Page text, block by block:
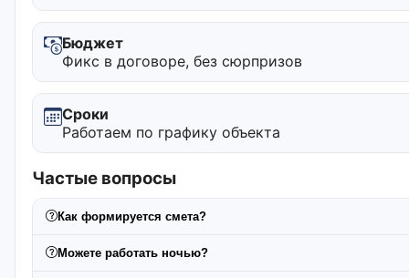
Бюджет
Фикс в договоре, без сюрпризов
Сроки
Работаем по графику объекта
Частые вопросы
Как формируется смета?
Можете работать ночью?